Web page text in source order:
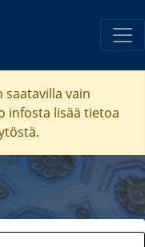
vain
infosta lisää tietoa